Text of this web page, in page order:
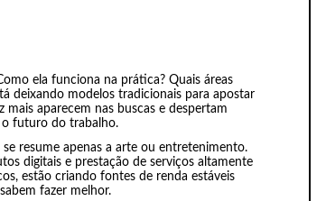
ela funciona na prática? Quais áreas
deixando modelos tradicionais para apostar
mais aparecem nas buscas e despertam
o futuro do trabalho.
resume apenas a arte ou entretenimento.
digitais e prestação de serviços altamente
estão criando fontes de renda estáveis
fazer melhor.